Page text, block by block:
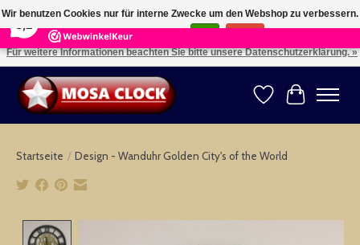
164 Reviews ×
Kies uw taal: NL -- Wählen Sie ihre Sprache: DE -- Choose your language: EN ⇓ ⇒
Wunschzettel
Ihr
Startseite / Design - Wanduhr Golden City's of the World
Wir benutzen Cookies nur für interne Zwecke um den Webshop zu verbessern.
Ist das in Ordnung?
Für weitere Informationen beachten Sie bitte unsere Datenschutzerklärung. »